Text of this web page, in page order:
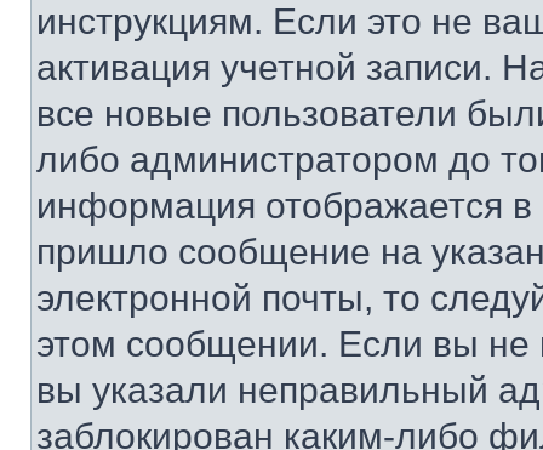
инструкциям. Если это не
активация учетной записи.
все новые пользователи
либо администратором до
информация отображается
пришло сообщение на
электронной почты, то
этом сообщении. Если вы
вы указали неправильный
заблокирован каким-либо